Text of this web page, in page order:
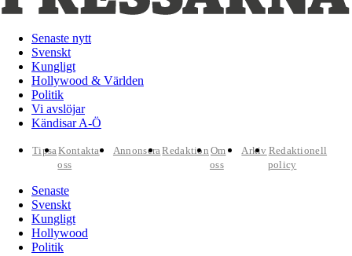
Senaste nytt
Svenskt
Kungligt
Hollywood & Världen
Politik
Vi avslöjar
Kändisar A-Ö
TipsaKontakta
oss
AnnonseraRedaktion Om
oss
Arkiv Redaktionell
policy
Senaste
Svenskt
Kungligt
Hollywood
Politik